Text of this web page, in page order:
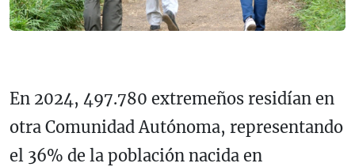
En 2024, 497.780 extremeños residían en
otra Comunidad Autónoma, representando
el 36% de la población nacida en